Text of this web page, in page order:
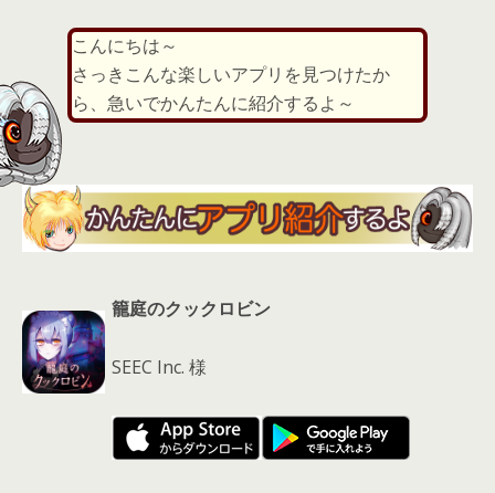
itt
er
e re
a
d
s
ai
l
こんにちは～
さっきこんな楽しいアプリを見つけたか
ら、急いでかんたんに紹介するよ～
籠庭のクックロビン
SEEC Inc. 様